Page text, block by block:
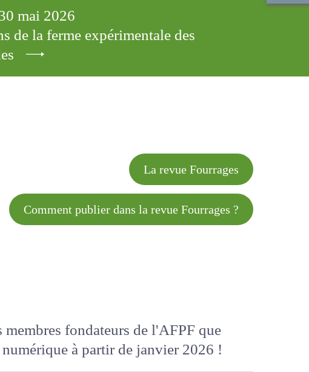
mai 2026
de la ferme expérimentale des
articles
La revue Fourrages
Comment publier dans la revue Fourrages ?
membres fondateurs de l'AFPF que
numériqueà partir de janvier 2026